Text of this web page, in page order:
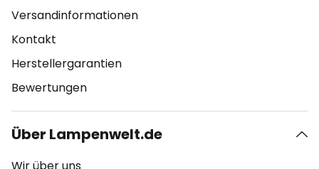
Versandinformationen
Kontakt
Herstellergarantien
Bewertungen
Über Lampenwelt.de